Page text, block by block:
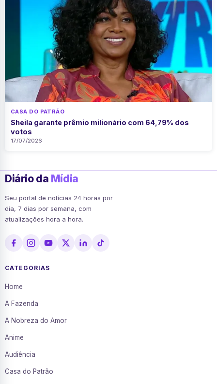
CASA DO PATRÃO
Sheila garante prêmio milionário com 64,79% dos
votos
17/07/2026
Diário da Mídia
Seu portal de notícias 24 horas por
dia, 7 dias por semana, com
atualizações hora a hora.
CATEGORIAS
Home
A Fazenda
A Nobreza do Amor
Anime
Audiência
Casa do Patrão